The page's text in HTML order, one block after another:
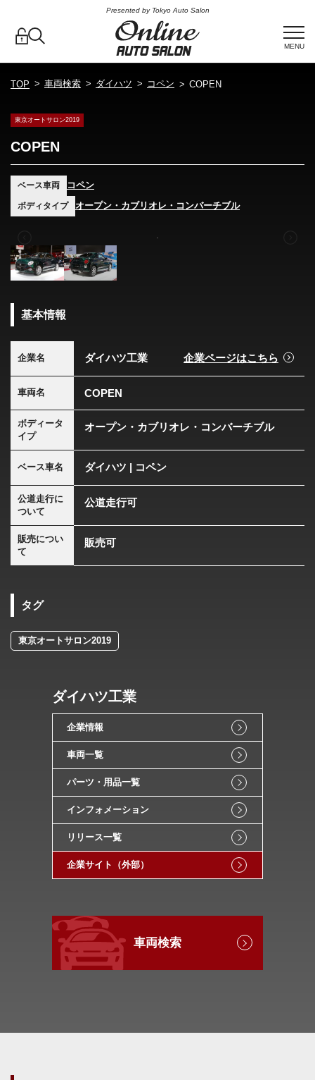
Presented by Tokyo Auto Salon
MENU
TOP 車両検索 ダイハツ コペン COPEN
東京オートサロン2019
COPEN
ベース車両 コペン
ボディタイプ オープン・カブリオレ・コンバーチブル
基本情報
企業名 ダイハツ工業 企業ページはこちら
車両名 COPEN
ボディータ
イプ
オープン・カブリオレ・コンバーチブル
ベース車名 ダイハツ | コペン
公道走行に
ついて
公道走行可
販売につい
て
販売可
タグ
東京オートサロン2019
ダイハツ工業
企業情報
車両一覧
パーツ・用品一覧
インフォメーション
リリース一覧
企業サイト（外部）
車両検索